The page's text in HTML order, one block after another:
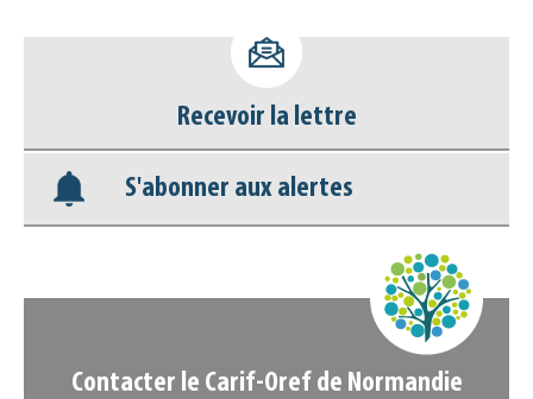
déconnecter)
Base documentaire
Nos veilles Scoop.it
Recevoir la lettre
S'abonner aux alertes
Contacter le Carif-Oref de Normandie